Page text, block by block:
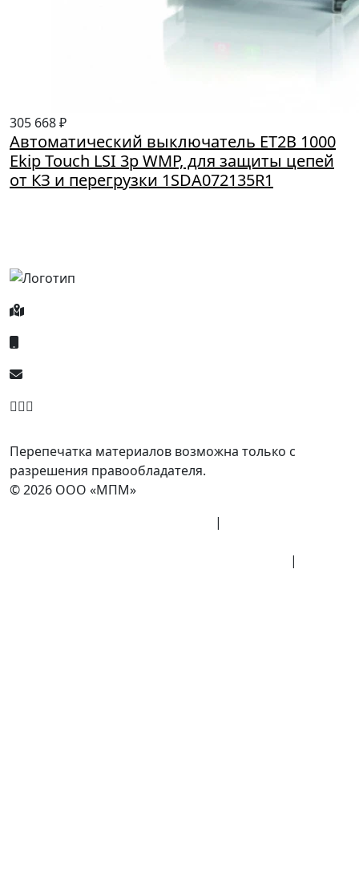
305 668 ₽
Автоматический выключатель ET2B 1000
Ekip Touch LSI 3p WMP, для защиты цепей
от КЗ и перегрузки 1SDA072135R1
Перепечатка материалов возможна только с
разрешения правообладателя.
© 2026 ООО «МПМ»
|
|